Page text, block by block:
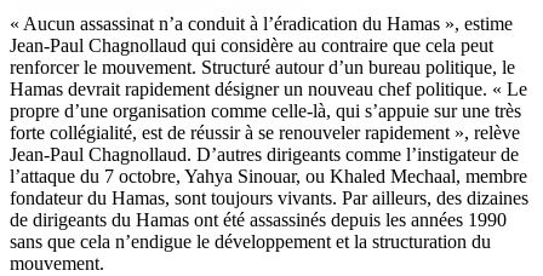
« Aucun assassinat n’a conduit à l’éradication du Hamas », estime
Jean-Paul Chagnollaud qui considère au contraire que cela peut
renforcer le mouvement. Structuré autour d’un bureau politique, le
Hamas devrait rapidement désigner un nouveau chef politique. « Le
propre d’une organisation comme celle-là, qui s’appuie sur une très
forte collégialité, est de réussir à se renouveler rapidement », relève
Jean-Paul Chagnollaud. D’autres dirigeants comme l’instigateur de
l’attaque du 7 octobre, Yahya Sinouar, ou Khaled Mechaal, membre
fondateur du Hamas, sont toujours vivants. Par ailleurs, des dizaines
de dirigeants du Hamas ont été assassinés depuis les années 1990
sans que cela n’endigue le développement et la structuration du
mouvement.